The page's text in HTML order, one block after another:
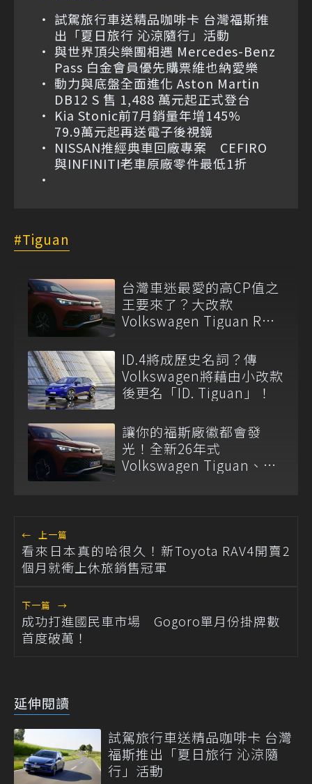
試駕旅行車送精品咖啡卡 台灣福斯推
出「夏日旅行 沁涼隨行」活動
與世界頂尖樂團相遇 Mercedes-Benz
Pass 白金會員優先購票維也納愛樂
動力與底盤全面進化 Aston Martin
DB12 S 售 1,488 萬元起正式登台
Kia Stonic前7月銷量年增145%
79.9萬元起再送電子後視鏡
NISSAN推經典車回廠專案 CEFIRO
與INFINITI老車原廠零件最低1折
Tiguan
台灣車迷最愛的高CP值之
王要來了？大改款
Volkswagen Tiguan R路
ID.4將成歷史名詞？傳
Volkswagen將藉由小改款
後更名「ID. Tiguan」！
讓你的福斯廠徽都會發
光！全新26年式
Volkswagen Tiguan、
← 上一篇
看來日本真的哈很久！新Toyota RAV4開賣2
個月就衝上休旅銷售冠軍
下一篇 →
成功打進國民車市場 Gogoro單月份掛牌數
首度破萬！
延伸閱讀
試駕旅行車送精品咖啡卡 台灣
福斯推出「夏日旅行 沁涼隨
行」活動